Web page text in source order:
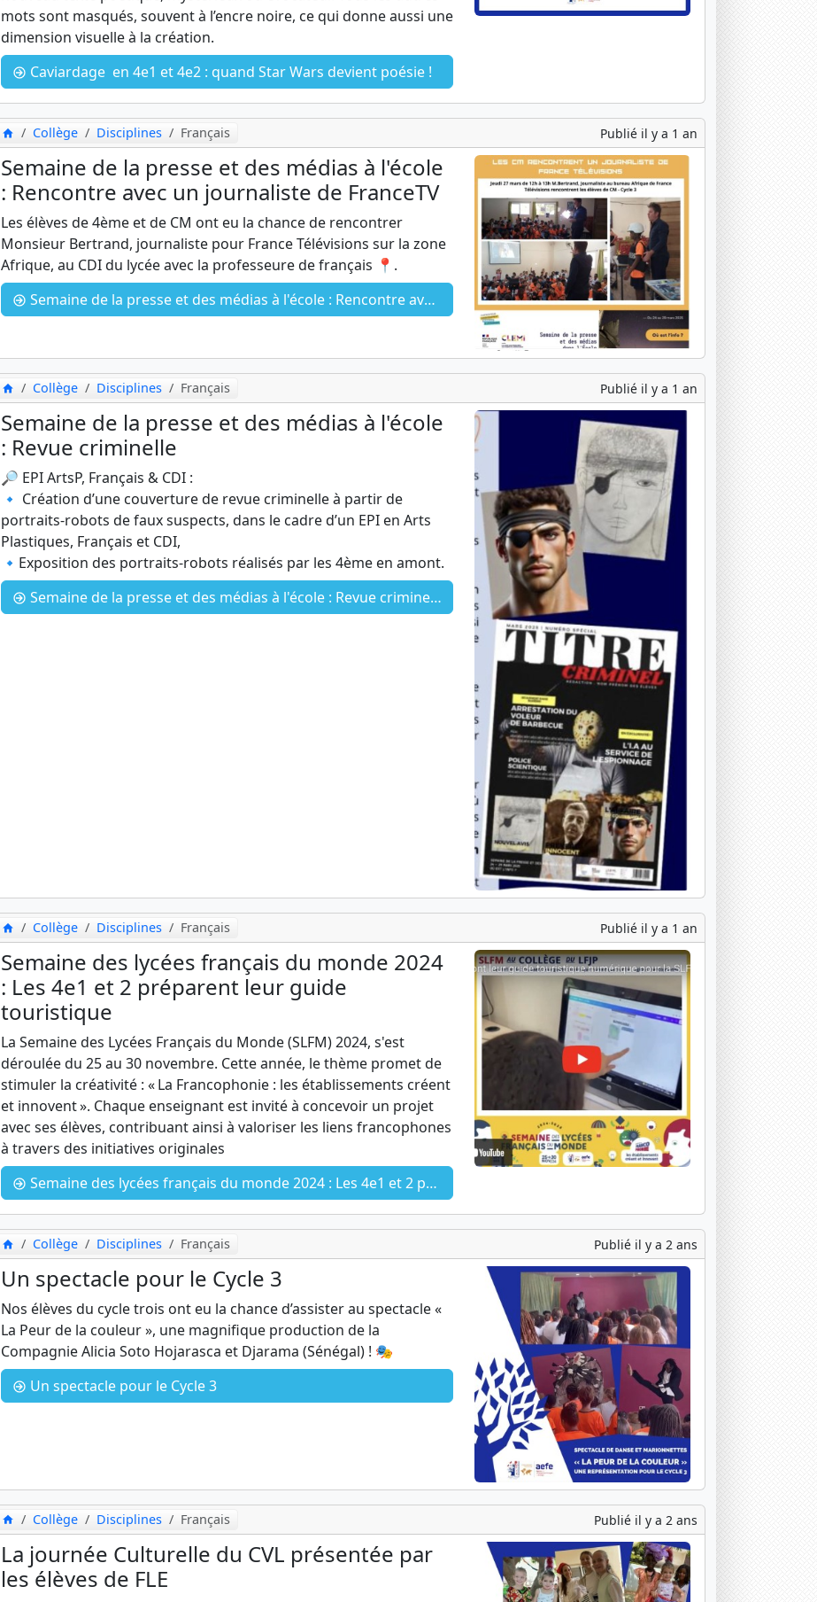
mots sont masqués, souvent à l’encre noire, ce qui donne aussi une
dimension visuelle à la création.
Caviardage en 4e1 et 4e2 : quand Star Wars devient poésie !
Collège Disciplines Français Publié il y a 1 an
Semaine de la presse et des médias à l'école
: Rencontre avec un journaliste de FranceTV
Les élèves de 4ème et de CM ont eu la chance de rencontrer
Monsieur Bertrand, journaliste pour France Télévisions sur la zone
Afrique, au CDI du lycée avec la professeure de français 📍.
Semaine de la presse et des médias à l'école : Rencontre avec un journaliste de FranceTV
Collège Disciplines Français Publié il y a 1 an
Semaine de la presse et des médias à l'école
: Revue criminelle
🔎 EPI ArtsP, Français & CDI :
🔹 Création d’une couverture de revue criminelle à partir de
portraits-robots de faux suspects, dans le cadre d’un EPI en Arts
Plastiques, Français et CDI,
🔹Exposition des portraits-robots réalisés par les 4ème en amont.
Semaine de la presse et des médias à l'école : Revue criminelle
Collège Disciplines Français Publié il y a 1 an
Semaine des lycées français du monde 2024
: Les 4e1 et 2 préparent leur guide
touristique
La Semaine des Lycées Français du Monde (SLFM) 2024, s'est
déroulée du 25 au 30 novembre. Cette année, le thème promet de
stimuler la créativité : « La Francophonie : les établissements créent
et innovent ». Chaque enseignant est invité à concevoir un projet
avec ses élèves, contribuant ainsi à valoriser les liens francophones
à travers des initiatives originales
Semaine des lycées français du monde 2024 : Les 4e1 et 2 préparent leur guide touristique
Collège Disciplines Français Publié il y a 2 ans
Un spectacle pour le Cycle 3
Nos élèves du cycle trois ont eu la chance d’assister au spectacle «
La Peur de la couleur », une magnifique production de la
Compagnie Alicia Soto Hojarasca et Djarama (Sénégal) ! 🎭
Un spectacle pour le Cycle 3
Collège Disciplines Français Publié il y a 2 ans
La journée Culturelle du CVL présentée par
les élèves de FLE